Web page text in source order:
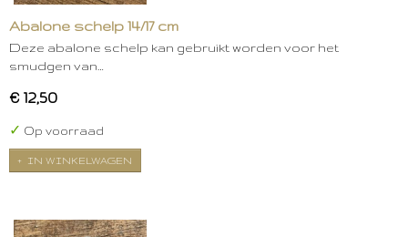
Abalone schelp 14/17 cm
Deze abalone schelp kan gebruikt worden voor het
smudgen van…
€ 12,50
✓ Op voorraad
IN WINKELWAGEN